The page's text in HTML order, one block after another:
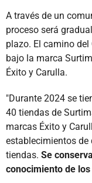
A través de un
proceso será
plazo. El camino del
bajo la marca
Éxito y Carulla.
"Durante 2024 se
40 tiendas de
marcas Éxito y
establecimientos de
tiendas. Se
conocimiento de